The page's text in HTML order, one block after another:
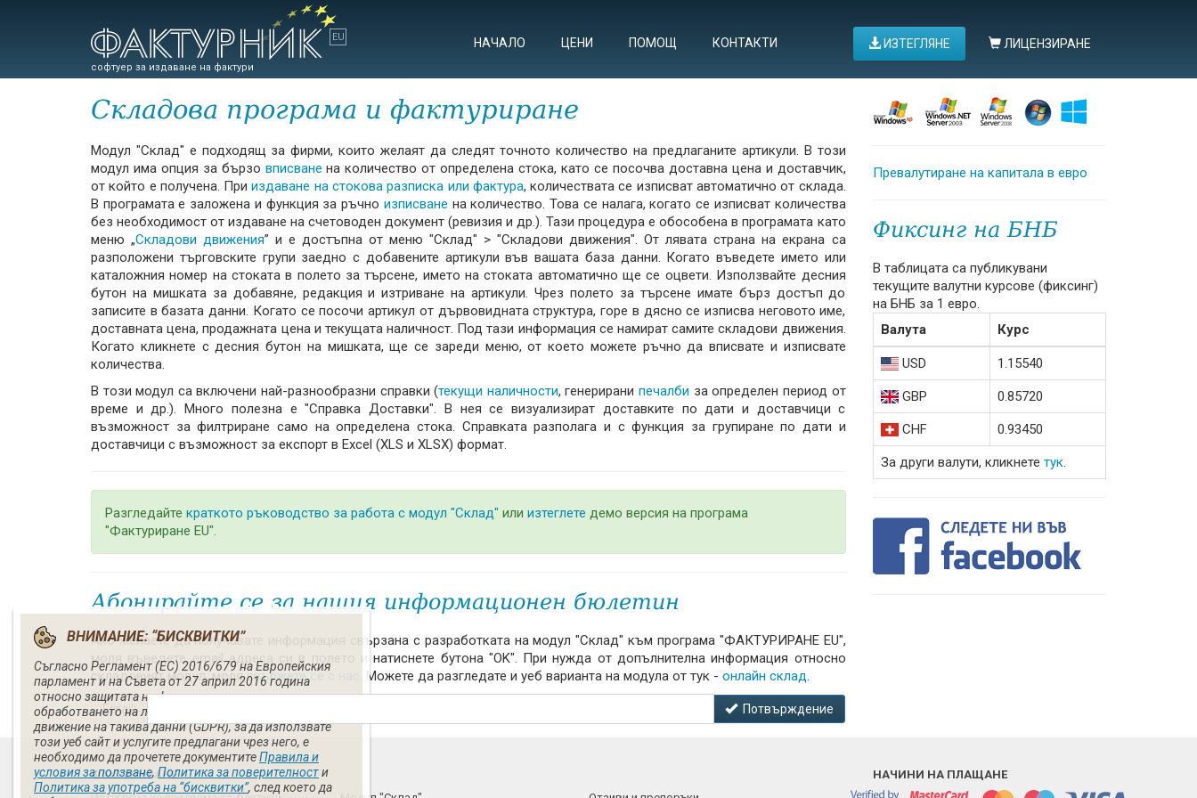
софтуер за издаване на фактури
НАЧАЛО ЦЕНИ ПОМОЩ КОНТАКТИ ИЗТЕГЛЯНЕ ЛИЦЕНЗИРАНЕ
Складова програма и фактуриране
Модул "Склад" е подходящ за фирми, които желаят да следят точното количество на предлаганите артикули. В този
модул има опция за бързо вписване на количество от определена стока, като се посочва доставна цена и доставчик,
от който е получена. Прииздаване на стокова разписка или фактура, количествата се изписват автоматично от склада.
В програмата е заложена и функция за ръчно изписване на количество. Това се налага, когато се изписват количества
без необходимост от издаване на счетоводен документ (ревизия и др.). Тази процедура е обособена в програмата като
меню „Складови движения” и е достъпна от меню "Склад" > "Складови движения". От лявата страна на екрана са
разположени търговските групи заедно с добавените артикули във вашата база данни. Когато въведете името или
каталожния номер на стоката в полето за търсене, името на стоката автоматично ще се оцвети. Използвайте десния
бутон на мишката за добавяне, редакция и изтриване на артикули. Чрез полето за търсене имате бърз достъп до
записите в базата данни. Когато се посочи артикул от дървовидната структура, горе в дясно се изписва неговото име,
доставната цена, продажната цена и текущата наличност. Под тази информация се намират самите складови движения.
Когато кликнете с десния бутон на мишката, ще се зареди меню, от което можете ръчно да вписвате и изписвате
количества.
В този модул са включени най-разнообразни справки (текущи наличности, генериранипечалби за определен период от
време и др.). Много полезна е "Справка Доставки". В нея се визуализират доставките по дати и доставчици с
възможност за филтриране само на определена стока. Справката разполага и с функция за групиране по дати и
доставчици с възможност за експорт в Excel (XLS и XLSX) формат.
Разгледайте краткото ръководство за работа с модул "Склад" или изтеглете демо версия на програма
"Фактуриране EU".
Абонирайте се за нашия информационен бюлетин
Ако желаете да получавате информация свързана с разработката на модул "Склад" към програма "ФАКТУРИРАНЕ EU",
моля въведете email адреса си в полето и натиснете бутона "OK". При нужда от допълнителна информация относно
складовият модул, молясвържете се с нас . Можете да разгледате и уеб варианта на модула от тук - онлайн склад.
Email: Потвърждение
Превалутиране на капитала в евро
Фиксинг на БНБ
В таблицата са публикувани
текущите валутни курсове (фиксинг)
на БНБ за 1 евро.
Валута
Курс
USD 1.15540
GBP 0.85720
CHF 0.93450
За други валути, кликнете тук.
ФАКТУРИРАНЕ
НАЧИНИ НА ПЛАЩАНЕ
ВНИМАНИЕ: “БИСКВИТКИ”
Съгласно Регламент (ЕС) 2016/679 на Европейския
парламент и на Съвета от 27 април 2016 година
относно защитата на физическите лица във връзка с
обработването на лични данни и относно свободното
движение на такива данни (GDPR), за да използвате
този уеб сайт и услугите предлагани чрез него, е
необходимо да прочетете документитеПравила и
условия за ползване, Политика за поверителности
Политика за употреба на “бисквитки”, след което да